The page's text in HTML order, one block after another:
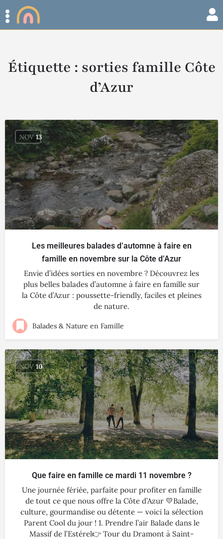
Étiquette : sorties famille Côte
d’Azur
NOV 13
Les meilleures balades d’automne à faire en
famille en novembre sur la Côte d’Azur
Envie d’idées sorties en novembre ? Découvrez les
plus belles balades d’automne à faire en famille sur
la Côte d’Azur : poussette-friendly, faciles et pleines
de nature.
Balades & Nature en Famille
NOV 10
Que faire en famille ce mardi 11 novembre ?
Une journée fériée, parfaite pour profiter en famille
de tout ce que nous offre la Côte d’Azur 💛Balade,
culture, gourmandise ou détente — voici la sélection
Parent Cool du jour ! 1. Prendre l’air Balade dans le
Massif de l’Estérel👉 Tour du Dramont à Saint-